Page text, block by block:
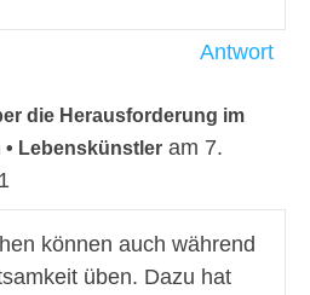
Antwort
die Herausforderung im
• Lebenskünstler am 7.
können auch während
üben. Dazu hat